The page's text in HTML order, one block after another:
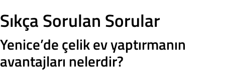
Sıkça Sorulan Sorular
Yenice’de çelik ev yaptırmanın
avantajları nelerdir?